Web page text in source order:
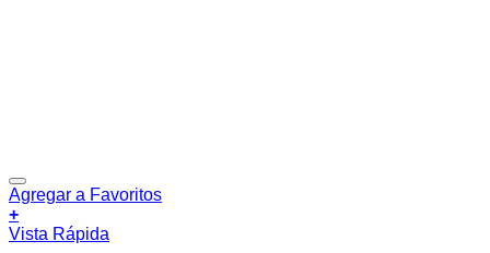
Agregar a Favoritos
+
Vista Rápida